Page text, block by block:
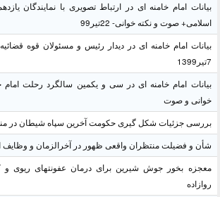
بیانات امام خامنه ای در ارتباط تصویری با نمایندگان
اسلامی+ صوت و نکته خوانی- 22تیر99
بیانات امام خامنه ای در دیدار رئیس و مسئولان قوه
7تیر1399
بیانات امام خامنه ای در سی و یکمین سالگرد رحلت امام
خوانی و صوت
بررسی جزئیات شکل گیری حکومت آخرین سپاه شیطان در
شأن و فضیلت منتظران واقعی ظهور در آخرالزمان و وظایف
معجزه بخور جوش شیرین برای درمان عفونتهای ریوی و
روازاده